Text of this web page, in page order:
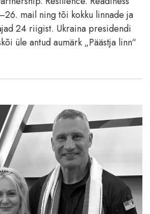
mail ning tõi kokku linnade ja
24 riigist. Ukraina presidendi
üle antud aumärk „Päästja linn“